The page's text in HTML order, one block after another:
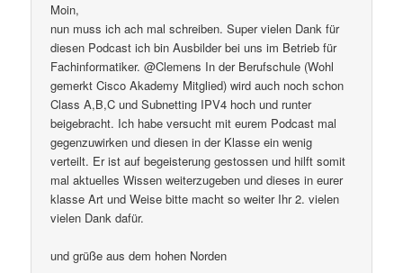
Moin,
nun muss ich ach mal schreiben. Super vielen Dank für
diesen Podcast ich bin Ausbilder bei uns im Betrieb für
Fachinformatiker. @Clemens In der Berufschule (Wohl
gemerkt Cisco Akademy Mitglied) wird auch noch schon
Class A,B,C und Subnetting IPV4 hoch und runter
beigebracht. Ich habe versucht mit eurem Podcast mal
gegenzuwirken und diesen in der Klasse ein wenig
verteilt. Er ist auf begeisterung gestossen und hilft somit
mal aktuelles Wissen weiterzugeben und dieses in eurer
klasse Art und Weise bitte macht so weiter Ihr 2. vielen
vielen Dank dafür.
und grüße aus dem hohen Norden